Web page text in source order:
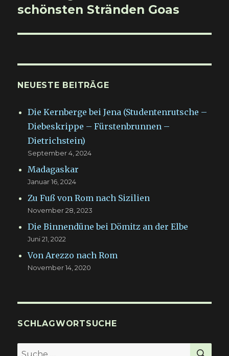
Beitrag:
schönsten Stränden Goas
NEUESTE BEITRÄGE
Die Kernberge bei Jena (Studentenrutsche –
Diebeskrippe – Fürstenbrunnen –
Dietrichstein)
September 4, 2024
Madagaskar
Januar 16, 2024
Zu Fuß von Rom nach Sizilien
November 28, 2023
Die Binnendüne bei Dömitz an der Elbe
Juni 21, 2022
Von Arezzo nach Rom
November 14, 2020
SCHLAGWORTSUCHE
Suche